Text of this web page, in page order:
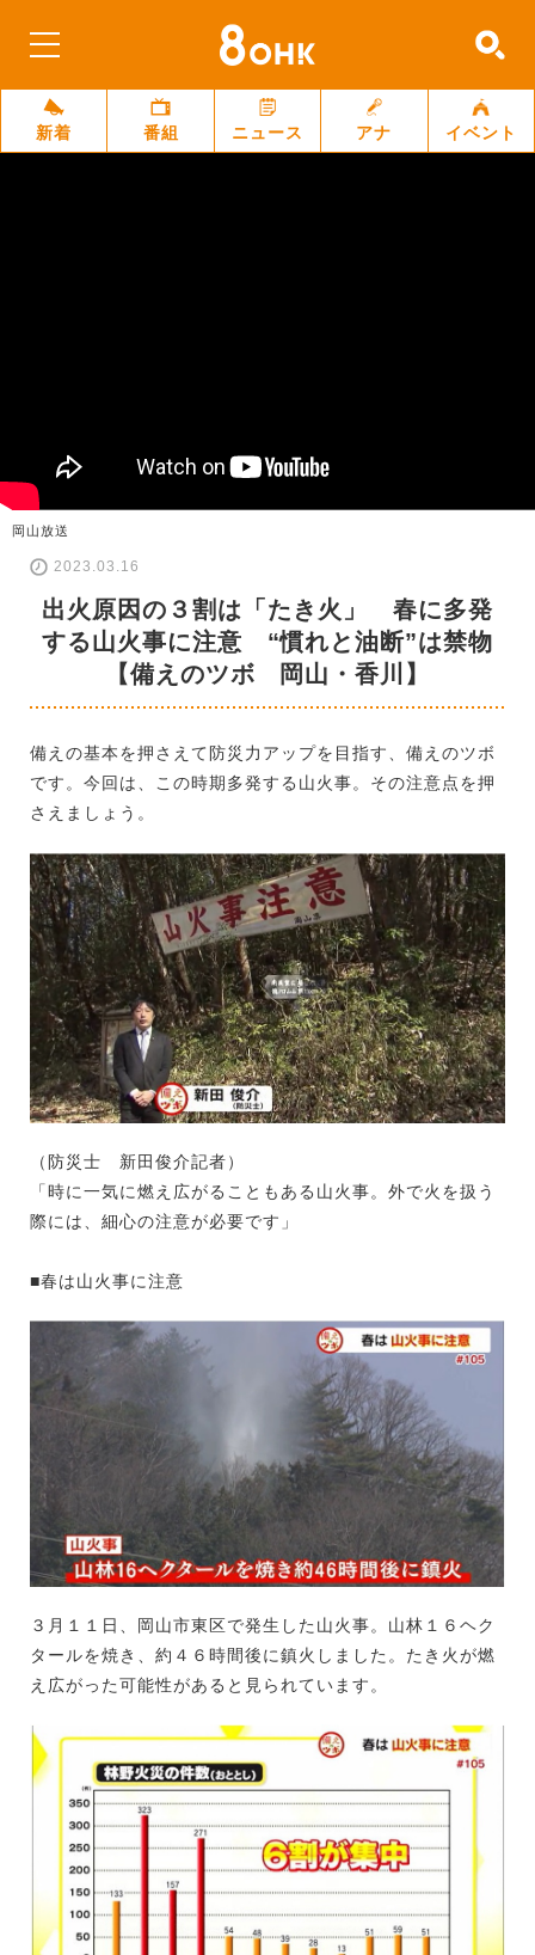
新着 番組 ニュース アナ イベント
岡山放送
2023.03.16
出火原因の３割は「たき火」 春に多発
する山火事に注意 “慣れと油断”は禁物
【備えのツボ 岡山・香川】
備えの基本を押さえて防災力アップを目指す、備えのツボ
です。今回は、この時期多発する山火事。その注意点を押
さえましょう。
（防災士 新田俊介記者）
「時に一気に燃え広がることもある山火事。外で火を扱う
際には、細心の注意が必要です」
■春は山火事に注意
３月１１日、岡山市東区で発生した山火事。山林１６ヘク
タールを焼き、約４６時間後に鎮火しました。たき火が燃
え広がった可能性があると見られています。